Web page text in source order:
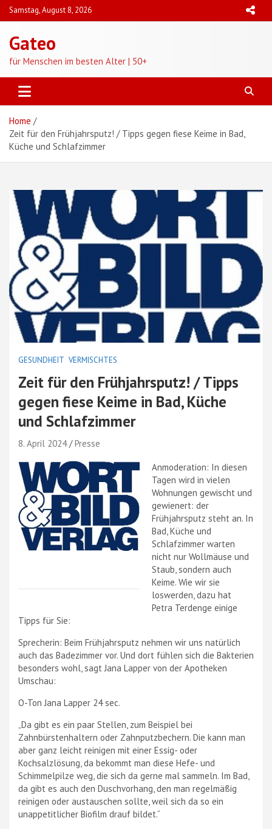
Skip
to
Samstag, August 8, 2026
Gateo
für Menschen im besten Alter | 50+
Home
Zeit für den Frühjahrsputz! / Tipps gegen fiese Keime in Bad,
Küche und Schlafzimmer
GESUNDHEIT VERMISCHTES
Zeit für den Frühjahrsputz! / Tipps
gegen fiese Keime in Bad, Küche
und Schlafzimmer
8. April 2024 Presse
Anmoderation: In diesen
Tagen wird in vielen
Wohnungen gewischt und
gewienert: der
Frühjahrsputz steht an. In
Bad, Küche und
Schlafzimmer warten
nicht nur Wollmäuse und
Staub, sondern auch
Keime. Wie wir sie
loswerden, dazu hat
Petra Terdenge einige
Tipps für Sie:
Sprecherin: Beim Frühjahrsputz nehmen wir uns natürlich
auch das Badezimmer vor. Und dort fühlen sich die Bakterien
besonders wohl, sagt Jana Lapper von der Apotheken
Umschau:
O-Ton Jana Lapper 24 sec.
„Da gibt es ein paar Stellen, zum Beispiel bei
Zahnbürstenhaltern oder Zahnputzbechern. Die kann man
aber ganz leicht reinigen mit einer Essig- oder
Kochsalzlösung, da bekommt man diese Hefe- und
Schimmelpilze weg, die sich da gerne mal sammeln. Im Bad,
da gibt es auch den Duschvorhang, den man regelmäßig
reinigen oder austauschen sollte, weil sich da so ein
unappetitlicher Biofilm drauf bildet.“